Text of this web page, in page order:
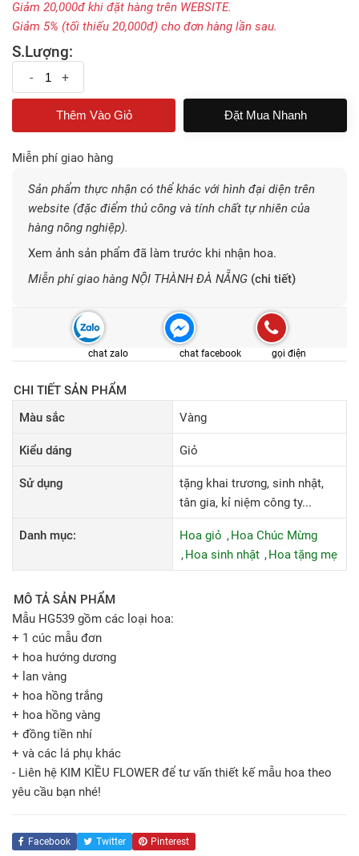
Giảm 20,000đ khi đặt hàng trên WEBSITE.
Giảm 5% (tối thiếu 20,000đ) cho đơn hàng lần sau.
S.Lượng:
- +
Đặt Mua Nhanh
Miễn phí giao hàng
Sản phẩm thực nhận có thể khác với hình đại diện trên
website (đặc điểm thủ công và tính chất tự nhiên của
hàng nông nghiệp).
Xem ảnh sản phẩm đã làm trước khi nhận hoa.
Miễn phí giao hàng NỘI THÀNH ĐÀ NẴNG (chi tiết)
chat zalo chat facebook gọi điện
CHI TIẾT SẢN PHẨM
Màu sắc
Vàng
Kiểu dáng Giỏ
Sử dụng
tặng khai trương, sinh nhật,
tân gia, kỉ niệm công ty...
Danh mục: Hoa giỏ
Hoa Chúc Mừng
Hoa sinh nhật
Hoa tặng mẹ
MÔ TẢ SẢN PHẨM
Mẫu HG539 gồm các loại hoa:
+ 1 cúc mẫu đơn
+ hoa hướng dương
+ lan vàng
+ hoa hồng trắng
+ hoa hồng vàng
+ đồng tiền nhí
+ và các lá phụ khác
- Liên hệ KIM KIỀU FLOWER để tư vấn thiết kế mẫu hoa theo
yêu cầu bạn nhé!
Facebook Twitter Pinterest